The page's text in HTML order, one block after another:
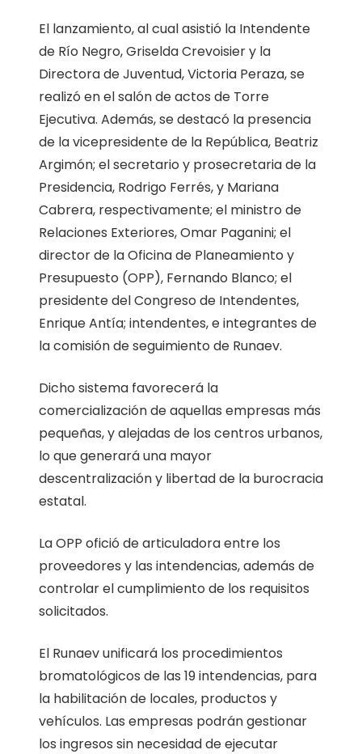
El lanzamiento, al cual asistió la Intendente
de Río Negro, Griselda Crevoisier y la
Directora de Juventud, Victoria Peraza, se
realizó en el salón de actos de Torre
Ejecutiva. Además, se destacó la presencia
de la vicepresidente de la República, Beatriz
Argimón; el secretario y prosecretaria de la
Presidencia, Rodrigo Ferrés, y Mariana
Cabrera, respectivamente; el ministro de
Relaciones Exteriores, Omar Paganini; el
director de la Oficina de Planeamiento y
Presupuesto (OPP), Fernando Blanco; el
presidente del Congreso de Intendentes,
Enrique Antía; intendentes, e integrantes de
la comisión de seguimiento de Runaev.
Dicho sistema favorecerá la
comercialización de aquellas empresas más
pequeñas, y alejadas de los centros urbanos,
lo que generará una mayor
descentralización y libertad de la burocracia
estatal.
La OPP ofició de articuladora entre los
proveedores y las intendencias, además de
controlar el cumplimiento de los requisitos
solicitados.
El Runaev unificará los procedimientos
bromatológicos de las 19 intendencias, para
la habilitación de locales, productos y
vehículos. Las empresas podrán gestionar
los ingresos sin necesidad de ejecutar